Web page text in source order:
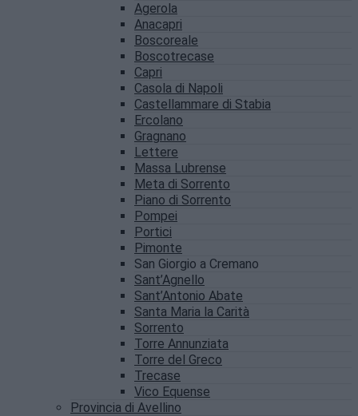
Agerola
Anacapri
Boscoreale
Boscotrecase
Capri
Casola di Napoli
Castellammare di Stabia
Ercolano
Gragnano
Lettere
Massa Lubrense
Meta di Sorrento
Piano di Sorrento
Pompei
Portici
Pimonte
San Giorgio a Cremano
Sant’Agnello
Sant’Antonio Abate
Santa Maria la Carità
Sorrento
Torre Annunziata
Torre del Greco
Trecase
Vico Equense
Provincia di Avellino